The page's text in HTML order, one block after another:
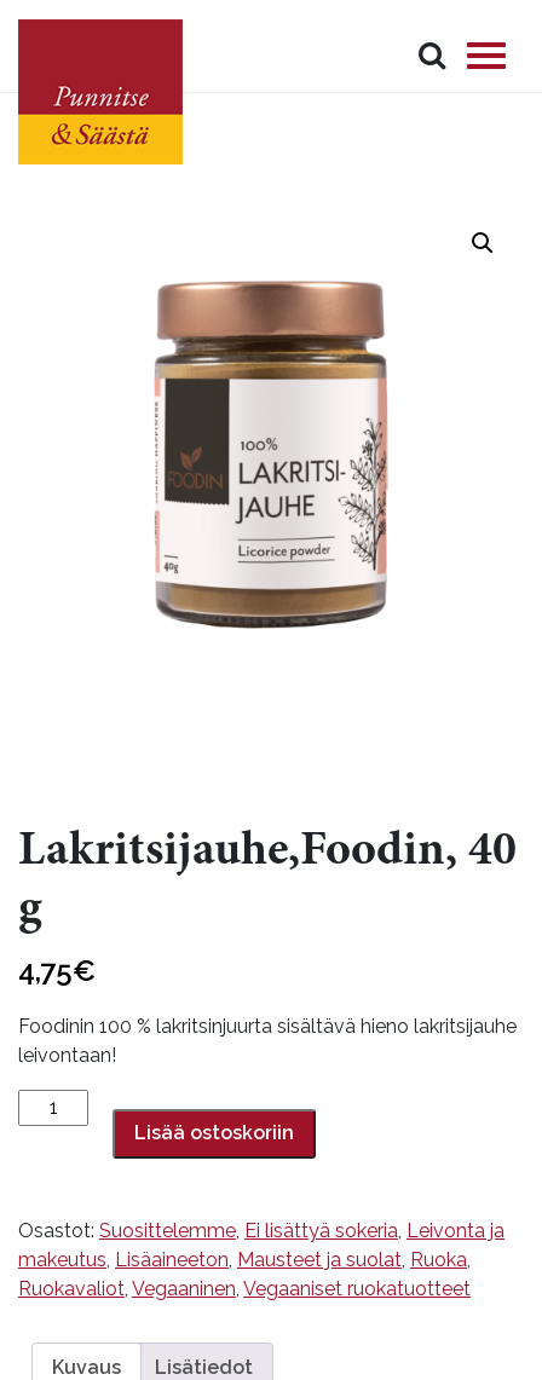
Lakritsijauhe,Foodin, 40
g
4,75€
Foodinin 100 % lakritsinjuurta sisältävä hieno lakritsijauhe
leivontaan!
Lakritsijauhe,Foodin,
40
Lisää ostoskoriin
Osastot: Suosittelemme Ei lisättyä sokeria Leivonta ja
makeutus Lisäaineeton Mausteet ja suolat Ruoka
Ruokavaliot Vegaaninen Vegaaniset ruokatuotteet
Kuvaus Lisätiedot